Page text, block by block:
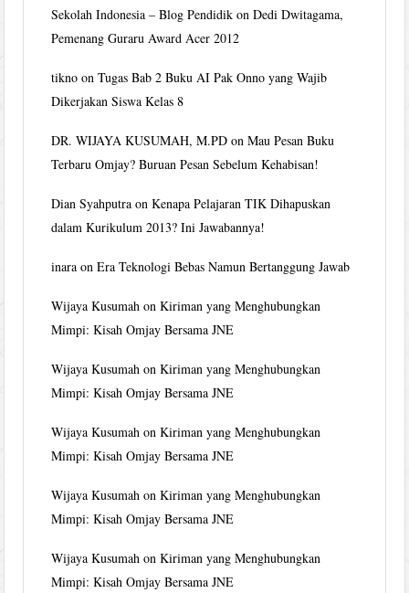
Sekolah Indonesia – Blog Pendidik onDedi Dwitagama,
Pemenang Guraru Award Acer 2012
tikno onTugas Bab 2 Buku AI Pak Onno yang Wajib
Dikerjakan Siswa Kelas 8
DR. WIJAYA KUSUMAH, M.PD onMau Pesan Buku
Terbaru Omjay? Buruan Pesan Sebelum Kehabisan!
Dian Syahputra onKenapa Pelajaran TIK Dihapuskan
dalam Kurikulum 2013? Ini Jawabannya!
inara onEra Teknologi Bebas Namun Bertanggung Jawab
Wijaya Kusumah onKiriman yang Menghubungkan
Mimpi: Kisah Omjay Bersama JNE
Wijaya Kusumah onKiriman yang Menghubungkan
Mimpi: Kisah Omjay Bersama JNE
Wijaya Kusumah onKiriman yang Menghubungkan
Mimpi: Kisah Omjay Bersama JNE
Wijaya Kusumah onKiriman yang Menghubungkan
Mimpi: Kisah Omjay Bersama JNE
Wijaya Kusumah onKiriman yang Menghubungkan
Mimpi: Kisah Omjay Bersama JNE